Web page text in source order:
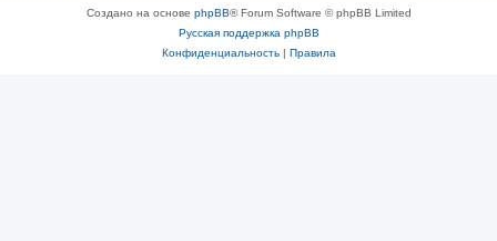
Создано на основе phpBB® Forum Software © phpBB Limited
Русская поддержка phpBB
Конфиденциальность| Правила